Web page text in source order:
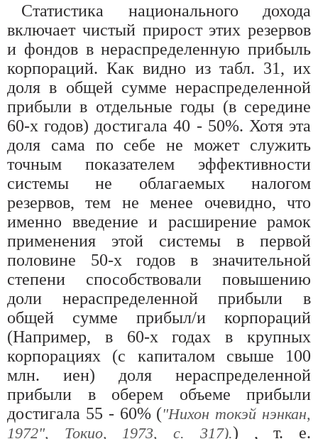
Статистика национального дохода
включает чистый прирост этих резервов
и фондов в нераспределенную прибыль
корпораций. Как видно из табл. 31, их
доля в общей сумме нераспределенной
прибыли в отдельные годы (в середине
60-х годов) достигала 40 - 50%. Хотя эта
доля сама по себе не может служить
точным показателем эффективности
системы не облагаемых налогом
резервов, тем не менее очевидно, что
именно введение и расширение рамок
применения этой системы в первой
половине 50-х годов в значительной
степени способствовали повышению
доли нераспределенной прибыли в
общей сумме прибыл/и корпораций
(Например, в 60-х годах в крупных
корпорациях (с капиталом свыше 100
млн. иен) доля нераспределенной
прибыли в оберем объеме прибыли
достигала 55 - 60% ("Нихон токэй нэнкан,
1972", Токио, 1973, с. 317).) , т. е.